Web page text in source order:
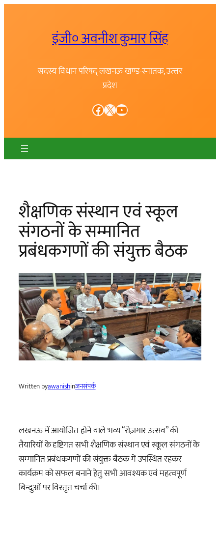
इंजी० अवनीश कुमार सिंह
सदस्य विधान परिषद् लखनऊ खण्ड-स्नातक, उत्त्तर
प्रदेश
Facebook X YouTube
शैक्षणिक संस्थान एवं स्कूल
संगठनों के सम्मानित
प्रबंधकगणों की संयुक्त बैठक
Written byawanishinजनसंपर्क
लखनऊ में आयोजित होने वाले भव्य “रोज़गार उत्सव” की
तैयारियों के दृष्टिगत सभी शैक्षणिक संस्थान एवं स्कूल संगठनों के
सम्मानित प्रबंधकगणों की संयुक्त बैठक में उपस्थित रहकर
कार्यक्रम को सफल बनाने हेतु सभी आवश्यक एवं महत्वपूर्ण
बिन्दुओं पर विस्तृत चर्चा की।